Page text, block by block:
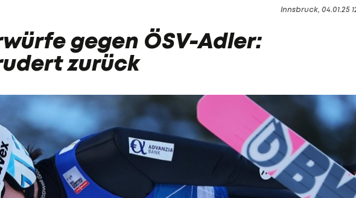
Innsbruck, 04.01.25
gegen ÖSV-Adler:
zurück